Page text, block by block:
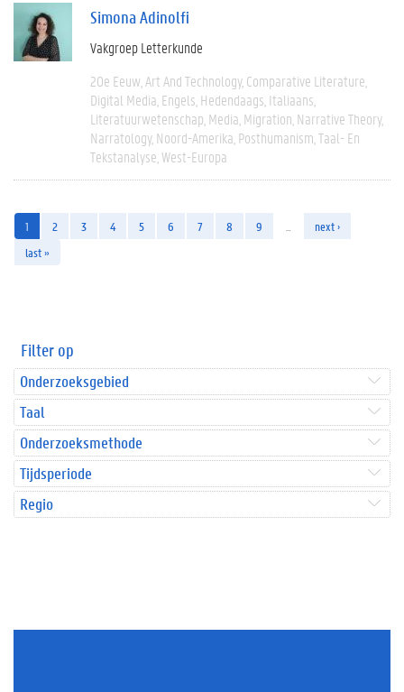
Simona Adinolfi
Vakgroep Letterkunde
20e Eeuw Art And Technology Comparative Literature
Digital Media Engels Hedendaags Italiaans
Literatuurwetenschap Media Migration Narrative Theory
Narratology Noord-Amerika Posthumanism Taal- En
Tekstanalyse West-Europa
1 2 3 4 5 6 7 8 9
next ›
last »
Filter op
Onderzoeksgebied
Taal
Onderzoeksmethode
Tijdsperiode
Regio